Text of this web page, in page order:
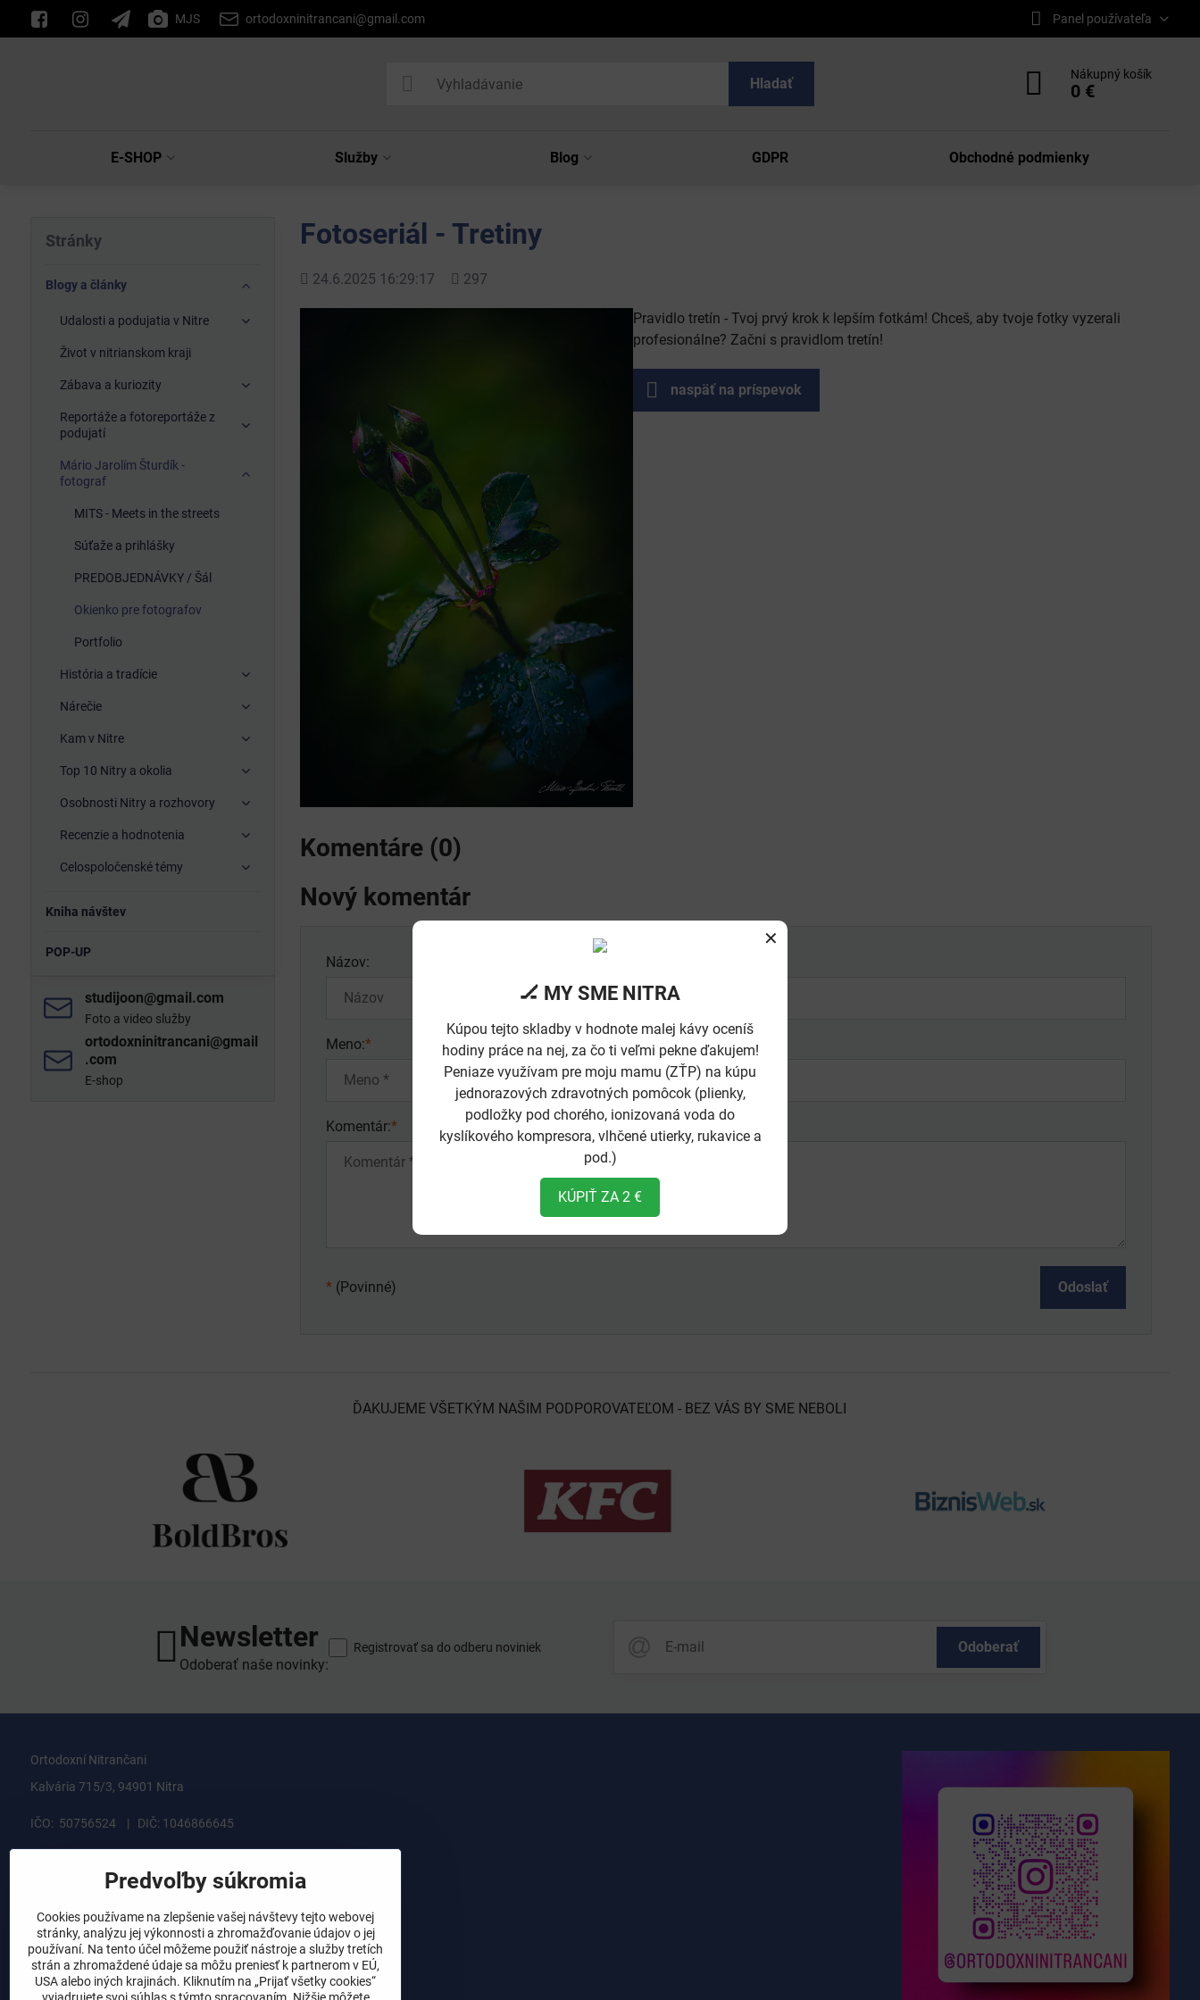
MJS ortodoxninitrancani@gmail.com Panel používateľa
Hladať
Nákupný košík
0 €
E-SHOP Služby Blog GDPR Obchodné podmienky
Fotoseriál - Tretiny
Pridané
24.6.2025 16:29:17
Počet
297
Pravidlo tretín - Tvoj prvý krok k lepším fotkám! Chceš, aby tvoje fotky vyzerali
profesionálne? Začni s pravidlom tretín!
naspäť na príspevok
Komentáre (0)
Nový komentár
Názov:
Meno:*
Komentár:*
* (Povinné) Odoslať
Stránky
Blogy a články
Udalosti a podujatia v Nitre
Život v nitrianskom kraji
Zábava a kuriozity
Reportáže a fotoreportáže z
podujatí
Mário Jarolím Šturdík -
fotograf
MITS - Meets in the streets
Súťaže a prihlášky
PREDOBJEDNÁVKY / Šál
Okienko pre fotografov
Portfolio
História a tradície
Nárečie
Kam v Nitre
Top 10 Nitry a okolia
Osobnosti Nitry a rozhovory
Recenzie a hodnotenia
Celospoločenské témy
Kniha návštev
POP-UP
studijoon​@gmail​.com
Foto a video služby
ortodoxninitrancani​@gmail​
.com
E-shop
ĎAKUJEME VŠETKÝM NAŠIM PODPOROVATEĽOM - BEZ VÁS BY SME NEBOLI
Newsletter
Odoberať naše novinky:
Odoberať
Registrovať sa do odberu noviniek
Ortodoxní Nitrančani
Kalvária 715/3, 94901 Nitra
IČO: 50756524 | DIČ: 1046866645
rýchly kontaktPredvoľby súkromia
Cookies používame na zlepšenie vašej návštevy tejto webovej
stránky, analýzu jej výkonnosti a zhromažďovanie údajov o jej
používaní. Na tento účel môžeme použiť nástroje a služby tretích
strán a zhromaždené údaje sa môžu preniesť k partnerom v EÚ,
USA alebo iných krajinách. Kliknutím na „Prijať všetky cookies“
✕
🏒 MY SME NITRA
Kúpou tejto skladby v hodnote malej kávy oceníš
hodiny práce na nej, za čo ti veľmi pekne ďakujem!
Peniaze využívam pre moju mamu (ZŤP) na kúpu
jednorazových zdravotných pomôcok (plienky,
podložky pod chorého, ionizovaná voda do
kyslíkového kompresora, vlhčené utierky, rukavice a
pod.)
KÚPIŤ ZA 2 €